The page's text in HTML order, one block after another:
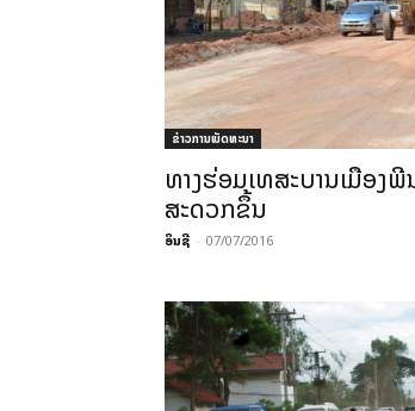
ຂ່າວການພັດທະນາ
ທາງຮ່ອມເທສະບານເມືອງພີ
ສະດວກຂຶ້ນ
ອິນຊີ - 07/07/2016